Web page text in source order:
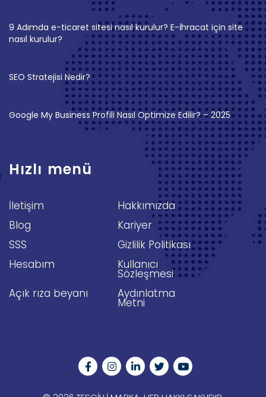
9 Adımda e-ticaret sitesi nasıl kurulur? E-İhracat için site
nasıl kurulur?
SEO Stratejisi Nedir?
Google My Business Profili Nasıl Optimize Edilir? – 2025
Hızlı menü
İletişim
Hakkımızda
Blog
Kariyer
SSS
Gizlilik Politikası
Hesabım
Kullanıcı
Sözleşmesi
Açık rıza beyanı
Aydınlatma
Metni